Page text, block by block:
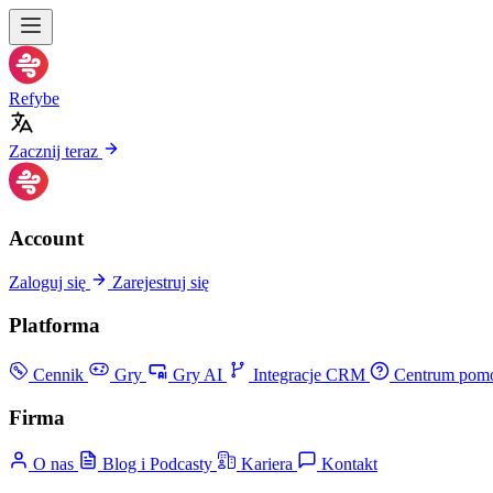
Refybe
Zacznij teraz
Account
Zaloguj się Zarejestruj się
Platforma
Cennik Gry Gry AI Integracje CRM Centrum
Firma
O nas Blog i Podcasty Kariera Kontakt